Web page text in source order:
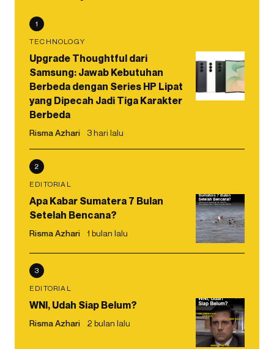
1
TECHNOLOGY
Upgrade Thoughtful dari
Samsung: Jawab Kebutuhan
Berbeda dengan Series HP Lipat
yang Dipecah Jadi Tiga Karakter
Berbeda
Risma Azhari 3 hari lalu
2
EDITORIAL
Apa Kabar Sumatera 7 Bulan
Setelah Bencana?
Risma Azhari 1 bulan lalu
3
EDITORIAL
WNI, Udah Siap Belum?
Risma Azhari 2 bulan lalu